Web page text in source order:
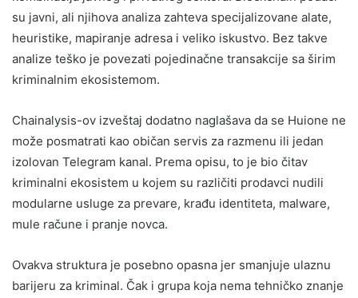
su javni, ali njihova analiza zahteva specijalizovane alate,
heuristike, mapiranje adresa i veliko iskustvo. Bez takve
analize teško je povezati pojedinačne transakcije sa širim
kriminalnim ekosistemom.
Chainalysis-ov izveštaj dodatno naglašava da se Huione ne
može posmatrati kao običan servis za razmenu ili jedan
izolovan Telegram kanal. Prema opisu, to je bio čitav
kriminalni ekosistem u kojem su različiti prodavci nudili
modularne usluge za prevare, krađu identiteta, malware,
mule račune i pranje novca.
Ovakva struktura je posebno opasna jer smanjuje ulaznu
barijeru za kriminal. Čak i grupa koja nema tehničko znanje